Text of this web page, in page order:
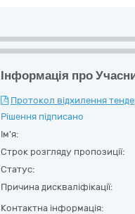
Інформація про
Протокол відхилення
Рішення підписано
Ім'я:
Строк розгляду пропозиції:
Статус:
Причина дискваліфікації:
Контактна інформація: